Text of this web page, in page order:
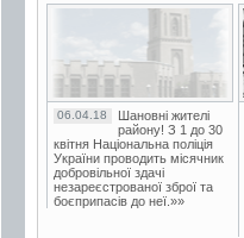
06.04.18
Шановні жителі
району! З 1 до 30
квітня Національна поліція
України проводить місячник
добровільної здачі
незареєстрованої зброї та
боєприпасів до неї.»»